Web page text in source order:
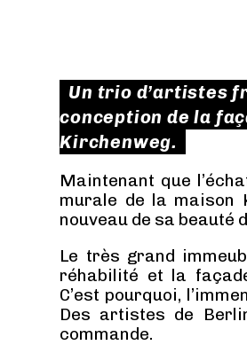
Un trio d’artistes
conception de la
Kirchenweg.
Maintenant que
murale de la maison
nouveau de sa beauté
Le très grand
réhabilité et la
C’est pourquoi,
Des artistes de
commande.